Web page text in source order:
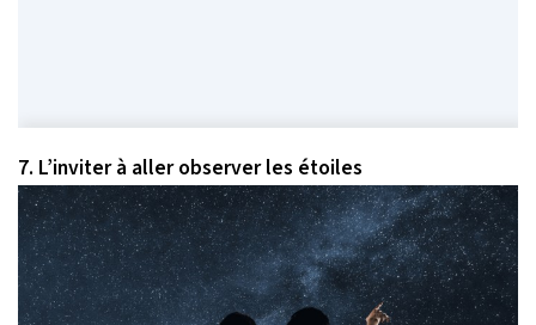
7. L’inviter à aller observer les étoiles